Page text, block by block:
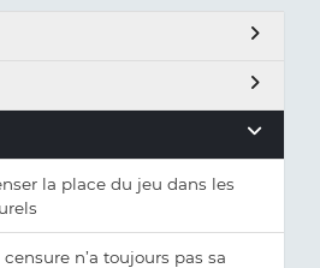
la place du jeu dans les
n’a toujours pas sa